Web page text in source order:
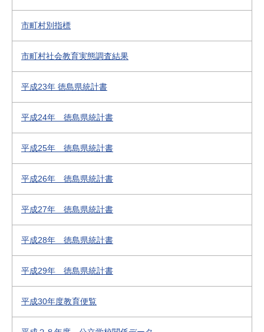
市町村別指標
市町村社会教育実態調査結果
平成23年 徳島県統計書
平成24年 徳島県統計書
平成25年 徳島県統計書
平成26年 徳島県統計書
平成27年 徳島県統計書
平成28年 徳島県統計書
平成29年 徳島県統計書
平成30年度教育便覧